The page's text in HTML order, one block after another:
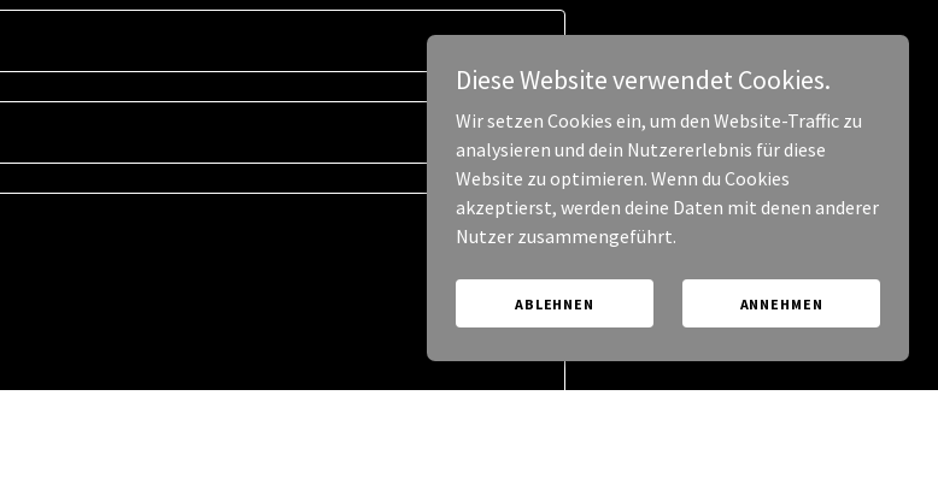
Diese Website verwendet Cookies.
Wir setzen Cookies ein, um den Website-Traffic zu
analysieren und dein Nutzererlebnis für diese
Website zu optimieren. Wenn du Cookies
akzeptierst, werden deine Daten mit denen anderer
Nutzer zusammengeführt.
ABLEHNEN ANNEHMEN